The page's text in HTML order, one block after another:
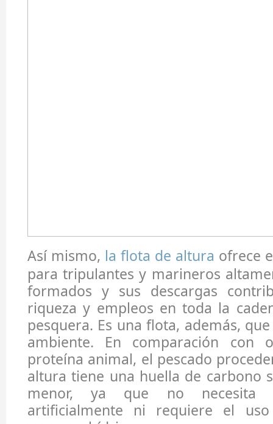
Así mismo, la flota de altura ofrece
para tripulantes y marineros
formados y sus descargas
riqueza y empleos en toda la
pesquera. Es una flota, además,
ambiente. En comparación con
proteína animal, el pescado
altura tiene una huella de carbono
menor, ya que no necesita
artificialmente ni requiere el